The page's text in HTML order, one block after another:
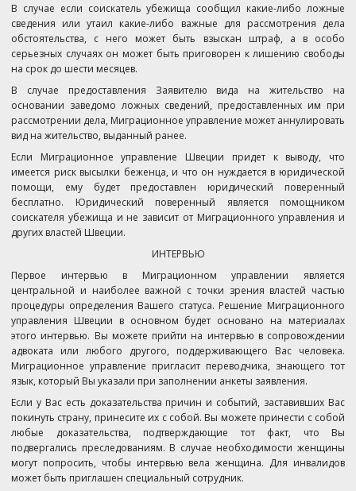
В случае если соискатель убежища сообщил какие-либо ложные
сведения или утаил какие-либо важные для рассмотрения дела
обстоятельства, с него может быть взыскан штраф, а в особо
серьезных случаях он может быть приговорен к лишению свободы
на срок до шести месяцев.
В случае предоставления Заявителю вида на жительство на
основании заведомо ложных сведений, предоставленных им при
рассмотрении дела, Миграционное управление может аннулировать
вид на жительство, выданный ранее.
Если Миграционное управление Швеции придет к выводу, что
имеется риск высылки беженца, и что он нуждается в юридической
помощи, ему будет предоставлен юридический поверенный
бесплатно. Юридический поверенный является помощником
соискателя убежища и не зависит от Миграционного управления и
других властей Швеции.
ИНТЕРВЬЮ
Первое интервью в Миграционном управлении является
центральной и наиболее важной с точки зрения властей частью
процедуры определения Вашего статуса. Решение Миграционного
управления Швеции в основном будет основано на материалах
этого интервью. Вы можете прийти на интервью в сопровождении
адвоката или любого другого, поддерживающего Вас человека.
Миграционное управление пригласит переводчика, знающего тот
язык, который Вы указали при заполнении анкеты заявления.
Если у Вас есть доказательства причин и событий, заставивших Вас
покинуть страну, принесите их с собой. Вы можете принести с собой
любые доказательства, подтверждающие тот факт, что Вы
подвергались преследованиям. В случае необходимости женщины
могут попросить, чтобы интервью вела женщина. Для инвалидов
может быть приглашен специальный сотрудник.